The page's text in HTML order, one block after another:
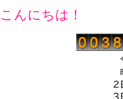
こんにちは！